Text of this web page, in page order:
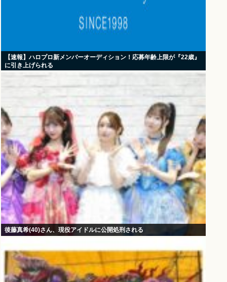
【速報】ハロプロ新メンバーオーディション！応募年齢上限が『22歳』
に引き上げられる
後藤真希(40)さん、現役アイドルに公開処刑される